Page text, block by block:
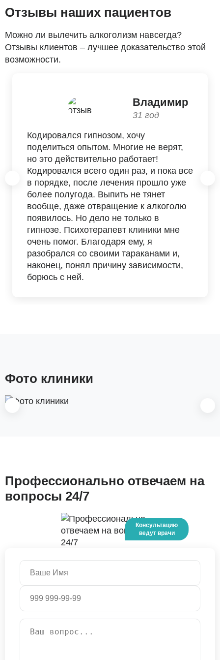
Отзывы наших пациентов
Можно ли вылечить алкоголизм навсегда?
Отзывы клиентов – лучшее доказательство этой
возможности.
Владимир
31 год
Кодировался гипнозом, хочу
поделиться опытом. Многие не верят,
но это действительно работает!
Кодировался всего один раз, и пока все
в порядке, после лечения прошло уже
более полугода. Выпить не тянет
вообще, даже отвращение к алкоголю
появилось. Но дело не только в
гипнозе. Психотерапевт клиники мне
очень помог. Благодаря ему, я
разобрался со своими тараканами и,
наконец, понял причину зависимости,
борюсь с ней.
Фото клиники
Профессионально отвечаем на
вопросы 24/7